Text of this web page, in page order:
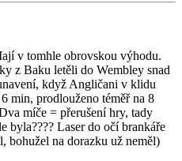
v tomhle obrovskou výhodu.
z Baku letěli do Wembley snad
když Angličani v klidu
min, prodlouženo téměř na 8
míče = přerušení hry, tady
byla???? Laser do očí brankáře
bohužel na dorazku už neměl)